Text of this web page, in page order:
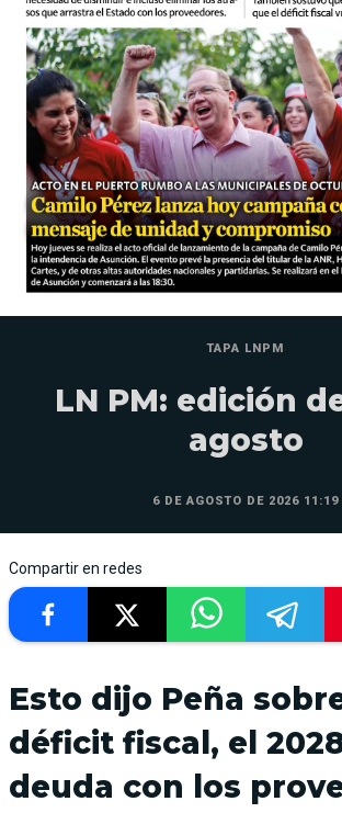
TAPA LNPM
LN PM: edición
agosto
6 DE AGOSTO DE 2026 11:19
Compartir en redes
Esto dijo Peña
déficit fiscal, el
deuda con los